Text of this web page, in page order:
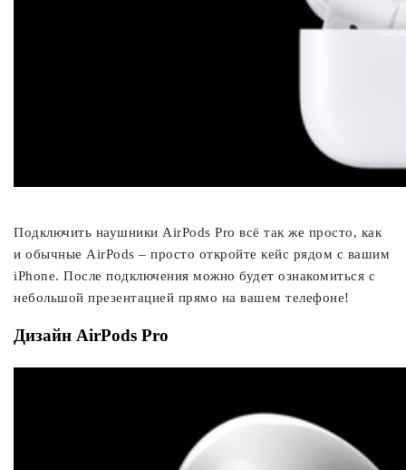
Подключить наушники AirPods Pro всё так же просто, как
и обычные AirPods – просто откройте кейс рядом с вашим
iPhone. После подключения можно будет ознакомиться с
небольшой презентацией прямо на вашем телефоне!
Дизайн AirPods Pro